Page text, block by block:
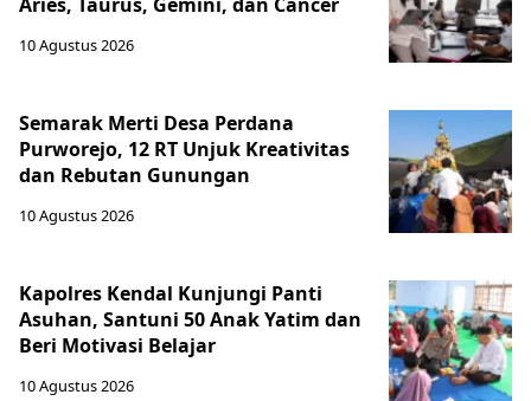
10 Agustus 2026
Semarak Merti Desa Perdana
Purworejo, 12 RT Unjuk Kreativitas
dan Rebutan Gunungan
10 Agustus 2026
Kapolres Kendal Kunjungi Panti
Asuhan, Santuni 50 Anak Yatim dan
Beri Motivasi Belajar
10 Agustus 2026